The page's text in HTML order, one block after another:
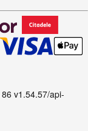
86 v1.54.57/api-